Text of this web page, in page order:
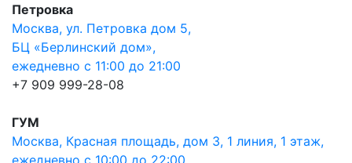
Петровка
Москва, ул. Петровка дом 5,
БЦ «Берлинский дом»,
ежедневно с 11:00 до 21:00
+7 909 999-28-08
ГУМ
Москва, Красная площадь, дом 3, 1 линия, 1 этаж,